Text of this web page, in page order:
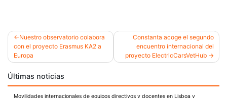
Navegación
de
entradas
Nuestro observatorio colabora
con el proyecto Erasmus KA2 a
Europa
Constanta acoge el segundo
encuentro internacional del
proyecto ElectricCarsVetHub
Últimas noticias
Movilidades internacionales de equipos directivos y docentes en Lisboa y